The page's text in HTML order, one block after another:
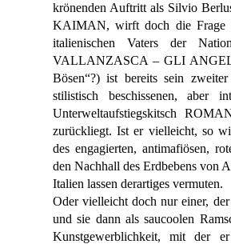
krönenden Auftritt als Silvio
KAIMAN, wirft doch die Frage
italienischen Vaters der
VALLANZASCA – GLI
Bösen“?) ist bereits sein
stilistisch beschissenen, aber
Unterweltaufstiegskitsch
zurückliegt. Ist er vielleicht, so
des engagierten, antimafiösen,
den Nachhall des Erdbebens von
Italien lassen derartiges vermuten.
Oder vielleicht doch nur einer,
und sie dann als saucoolen
Kunstgewerblichkeit, mit der